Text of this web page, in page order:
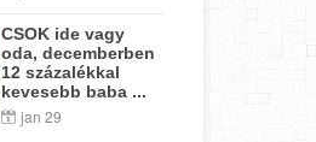
CSOK ide vagy
oda, decemberben
12 százalékkal
kevesebb baba ...
jan 29